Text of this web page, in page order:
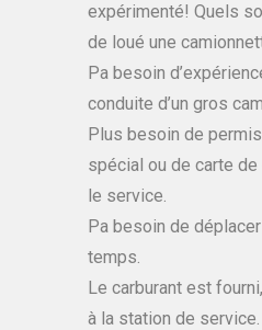
expérimenté! Quels
de loué une
Pa besoin
conduite d’un gros
Plus besoin de
spécial ou de carte
le service.
Pa besoin de
temps.
Le carburant est
à la station de service.